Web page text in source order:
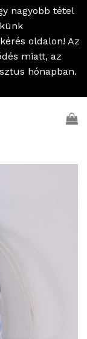
nagyobb tétel
oldalon! Az
miatt, az
hónapban.